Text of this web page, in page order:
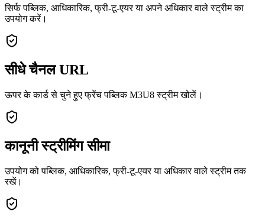
सिर्फ पब्लिक, आधिकारिक, फ्री-टू-एयर या अपने अधिकार वाले स्ट्रीम का
उपयोग करें।
सीधे चैनल URL
ऊपर के कार्ड से चुने हुए फ्रेंच पब्लिक M3U8 स्ट्रीम खोलें।
कानूनी स्ट्रीमिंग सीमा
उपयोग को पब्लिक, आधिकारिक, फ्री-टू-एयर या अधिकार वाले स्ट्रीम तक
रखें।